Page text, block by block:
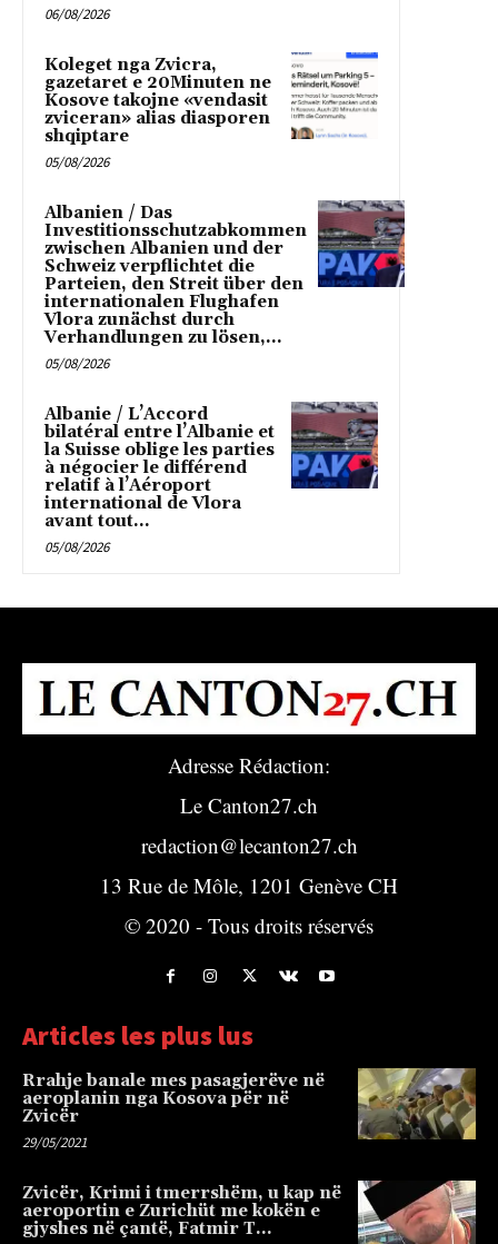
06/08/2026
Koleget nga Zvicra,
gazetaret e 20Minuten ne
Kosove takojne «vendasit
zviceran» alias diasporen
shqiptare
05/08/2026
Albanien / Das
Investitionsschutzabkommen
zwischen Albanien und der
Schweiz verpflichtet die
Parteien, den Streit über den
internationalen Flughafen
Vlora zunächst durch
Verhandlungen zu lösen,...
05/08/2026
Albanie / L’Accord
bilatéral entre l’Albanie et
la Suisse oblige les parties
à négocier le différend
relatif à l’Aéroport
international de Vlora
avant tout...
05/08/2026
Adresse Rédaction:
Le Canton27.ch
redaction@lecanton27.ch
13 Rue de Môle, 1201 Genève CH
© 2020 - Tous droits réservés
Articles les plus lus
Rrahje banale mes pasagjerëve në
aeroplanin nga Kosova për në
Zvicër
29/05/2021
Zvicër, Krimi i tmerrshëm, u kap në
aeroportin e Zurichüt me kokën e
gjyshes në çantë, Fatmir T…